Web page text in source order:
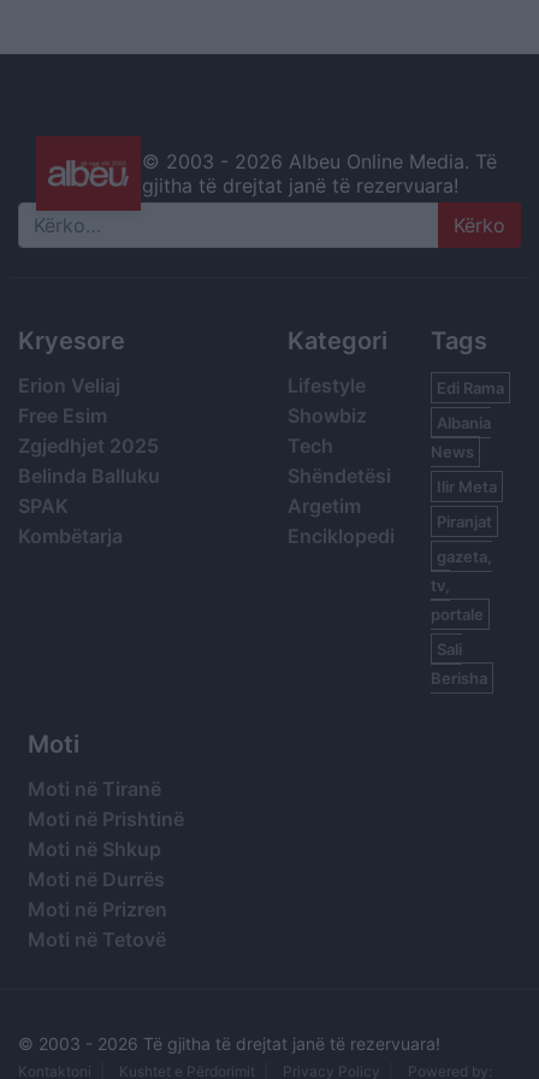
© 2003 - 2026 Albeu Online Media. Të
gjitha të drejtat janë të rezervuara!
Search
Kryesore
Erion Veliaj
Free Esim
Zgjedhjet 2025
Belinda Balluku
SPAK
Kombëtarja
Kategori
Lifestyle
Showbiz
Tech
Shëndetësi
Argetim
Enciklopedi
Tags
Edi Rama
Albania
News
Ilir Meta
Piranjat
gazeta,
tv,
portale
Sali
Berisha
Moti
Moti në Tiranë
Moti në Prishtinë
Moti në Shkup
Moti në Durrës
Moti në Prizren
Moti në Tetovë
© 2003 - 2026 Të gjitha të drejtat janë të rezervuara!
Kontaktoni Kushtet e Përdorimit Privacy Policy Powered by: